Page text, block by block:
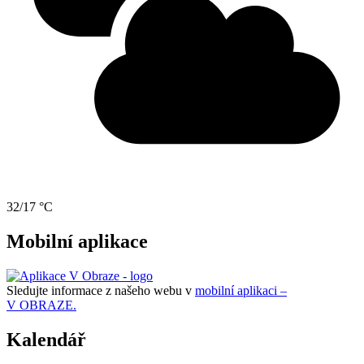
32/17 °C
Mobilní aplikace
Sledujte informace z našeho webu v mobilní aplikaci –
V OBRAZE.
Kalendář